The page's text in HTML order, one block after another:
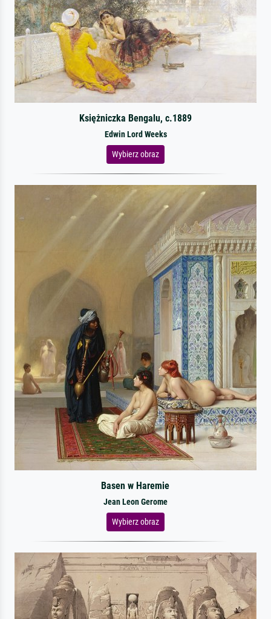
Księżniczka Bengalu, c.1889
Edwin Lord Weeks
Wybierz obraz
Basen w Haremie
Jean Leon Gerome
Wybierz obraz